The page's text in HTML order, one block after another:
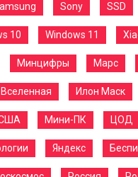
Sony SSD
10 Windows 11
Минцифры Марс
Вселенная Илон Маск
Мини-ПК ЦОД
Яндекс